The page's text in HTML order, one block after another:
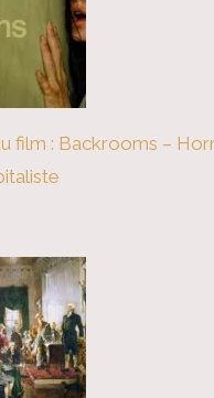
film : Backrooms –